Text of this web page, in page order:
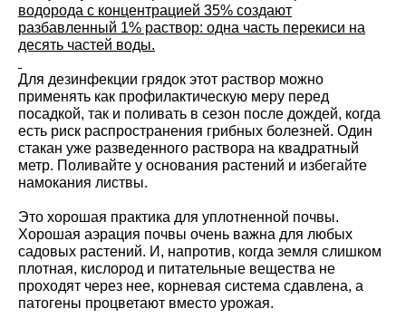
водорода с концентрацией 35% создают
разбавленный 1% раствор: одна часть перекиси на
десять частей воды.
Для дезинфекции грядок этот раствор можно
применять как профилактическую меру перед
посадкой, так и поливать в сезон после дождей, когда
есть риск распространения грибных болезней. Один
стакан уже разведенного раствора на квадратный
метр. Поливайте у основания растений и избегайте
намокания листвы.
Это хорошая практика для уплотненной почвы.
Хорошая аэрация почвы очень важна для любых
садовых растений. И, напротив, когда земля слишком
плотная, кислород и питательные вещества не
проходят через нее, корневая система сдавлена, а
патогены процветают вместо урожая.